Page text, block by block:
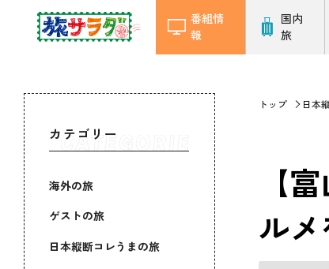
番組情
報
国内
旅
カテゴリー
海外の旅
ゲストの旅
日本縦断コレうまの旅
トップ 日本
【
ル